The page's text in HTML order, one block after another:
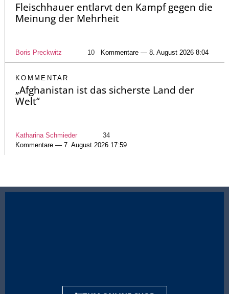
Fleischhauer entlarvt den Kampf gegen die
Meinung der Mehrheit
Boris Preckwitz 10 Kommentare — 8. August 2026 8:04
KOMMENTAR
„Afghanistan ist das sicherste Land der
Welt“
Katharina Schmieder
34
Kommentare — 7. August 2026 17:59